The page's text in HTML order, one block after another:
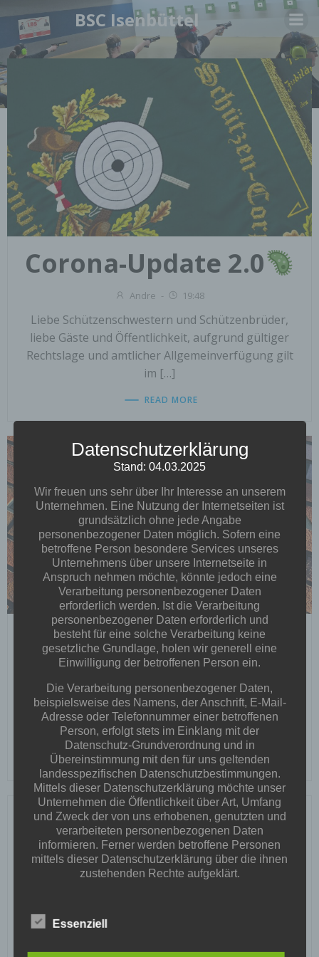
Springe
zum
Inhalt
BSC Isenbüttel
Corona-Update 2.0
Andre - 19:48
Liebe Schützenschwestern und Schützenbrüder,
liebe Gäste und Öffentlichkeit, aufgrund gültiger
Rechtslage und amtlicher Allgemeinverfügung gilt
im […]
READ MORE
Corona-Update
Wichtige Info
Aufgrund der aktuellen
Coronasituation und den geltenden Bestimmungen
der Landesregierung gilt ab sofort […]
READ MORE
ES IST SOWEIT! Der
Schießbetrieb geht
wieder los.
Datenschutzerklärung
Stand: 04.03.2025
Wir freuen uns sehr über Ihr Interesse an unserem
Unternehmen. Eine Nutzung der Internetseiten ist
grundsätzlich ohne jede Angabe
personenbezogener Daten möglich. Sofern eine
betroffene Person besondere Services unseres
Unternehmens über unsere Internetseite in
Anspruch nehmen möchte, könnte jedoch eine
Verarbeitung personenbezogener Daten
erforderlich werden. Ist die Verarbeitung
personenbezogener Daten erforderlich und
besteht für eine solche Verarbeitung keine
gesetzliche Grundlage, holen wir generell eine
Einwilligung der betroffenen Person ein.
Die Verarbeitung personenbezogener Daten,
beispielsweise des Namens, der Anschrift, E-Mail-
Adresse oder Telefonnummer einer betroffenen
Person, erfolgt stets im Einklang mit der
Datenschutz-Grundverordnung und in
Übereinstimmung mit den für uns geltenden
landesspezifischen Datenschutzbestimmungen.
Mittels dieser Datenschutzerklärung möchte unser
Unternehmen die Öffentlichkeit über Art, Umfang
und Zweck der von uns erhobenen, genutzten und
verarbeiteten personenbezogenen Daten
informieren. Ferner werden betroffene Personen
mittels dieser Datenschutzerklärung über die ihnen
zustehenden Rechte aufgeklärt.
Maßnahmen umgesetzt, um einen möglichst
Essenziell